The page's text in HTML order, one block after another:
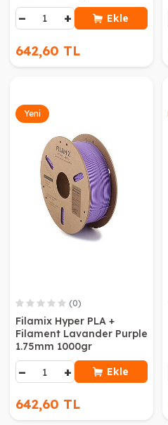
− + Ekle
642,60 TL
Yeni
(0)
Filamix Hyper PLA +
Filament Lavander Purple
1.75mm 1000gr
− + Ekle
642,60 TL